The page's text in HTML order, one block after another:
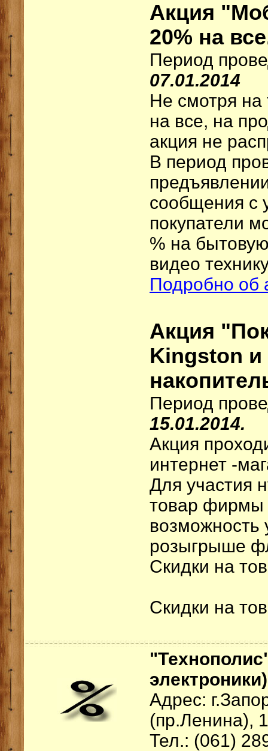
Акция
20% на
Период
07.01.2014
Не смотря на
на все, на
акция не
В период
сообщения с
покупатели
% на
видео
Подробно об
Акция
Kingston
Период
15.01.2014.
Акция
интернет -
Для участия
товар фирмы
возможность
розыгрыше
Скидки на
Скидки на
электроники)
Адрес:
(пр.Ленина), 1
Тел.: (061)